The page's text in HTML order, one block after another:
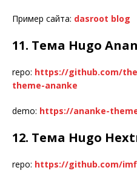
Пример сайта: dasroot blog
11. Тема Hugo
repo: https://github.com/
theme-ananke
demo: https://ananke-
12. Тема Hugo
repo: https://github.com/